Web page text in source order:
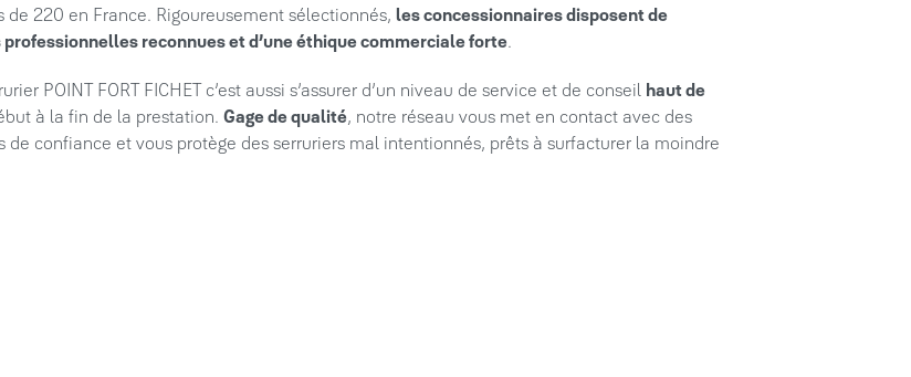
de 220 en France. Rigoureusement sélectionnés, les concessionnaires disposent de
reconnues et d’une éthique commerciale forte.
POINT FORT FICHET c’est aussi s’assurer d’un niveau de service et de conseil haut de
à la fin de la prestation. Gage de qualité, notre réseau vous met en contact avec des
de confiance et vous protège des serruriers mal intentionnés, prêts à surfacturer la moindre